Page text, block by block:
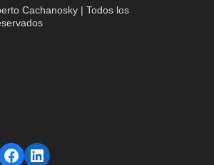
Cachanosky | Todos los
Facebook
LinkedIn